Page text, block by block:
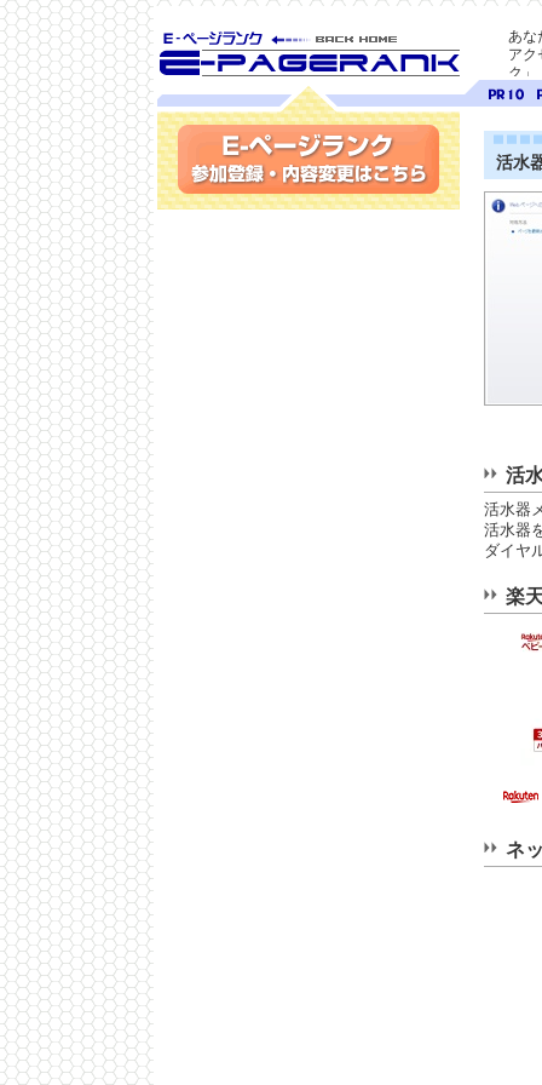
SEO対策に E-ページ
ランク
あな
アク
ク」
ランク
10
9
活水
活
活水器
活水器
ダイヤ
楽
ネ
参加登録(無料)・内容変更